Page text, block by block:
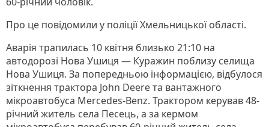
Про це повідомили у поліції Хмельницької області.
Аварія трапилась 10 квітня близько 21:10 на
автодорозі Нова Ушиця — Куражин поблизу селища
Нова Ушиця. За попередньою інформацією, відбулося
зіткнення трактора John Deere та вантажного
мікроавтобуса Mercedes-Benz. Трактором керував 48-
річний житель села Песець, а за кермом